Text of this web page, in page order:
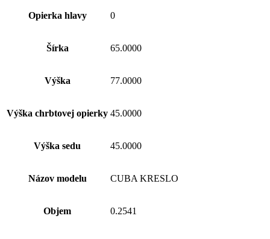
Opierka hlavy 0
Šírka 65.0000
Výška 77.0000
Výška chrbtovej opierky 45.0000
Výška sedu 45.0000
Názov modelu CUBA KRESLO
Objem 0.2541